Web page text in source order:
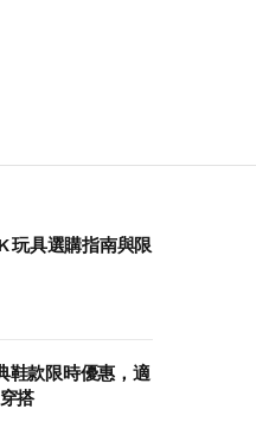
玩具選購指南與限
鞋款限時優惠，適
搭